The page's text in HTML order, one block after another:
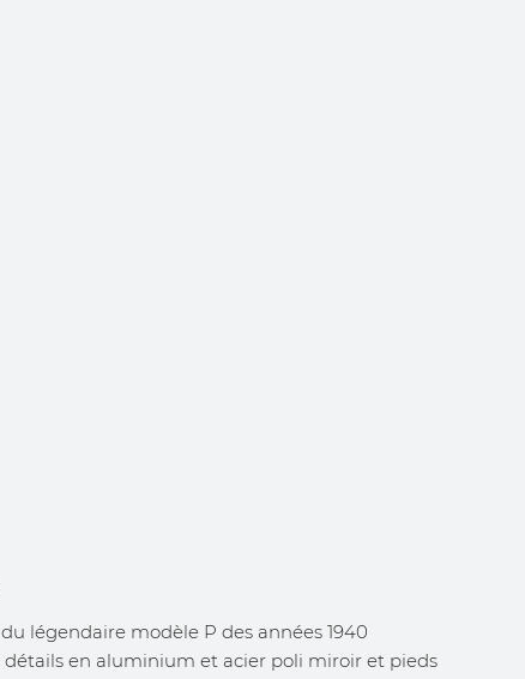
légendaire modèle P des années 1940
détails en aluminium et acier poli miroir et pieds